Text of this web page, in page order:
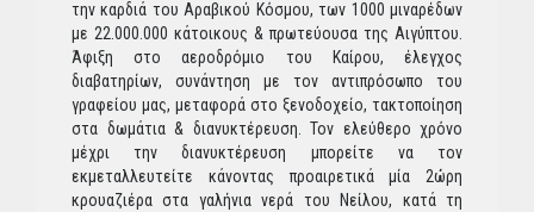
την καρδιά του Αραβικού Κόσμου, των 1000 μιναρέδων
με 22.000.000 κάτοικους & πρωτεύουσα της Αιγύπτου.
Άφιξη στο αεροδρόμιο του Καίρου, έλεγχος
διαβατηρίων, συνάντηση με τον αντιπρόσωπο του
γραφείου μας, μεταφορά στο ξενοδοχείο, τακτοποίηση
στα δωμάτια & διανυκτέρευση. Τον ελεύθερο χρόνο
μέχρι την διανυκτέρευση μπορείτε να τον
εκμεταλλευτείτε κάνοντας προαιρετικά μία 2ώρη
κρουαζιέρα στα γαλήνια νερά του Νείλου, κατά τη